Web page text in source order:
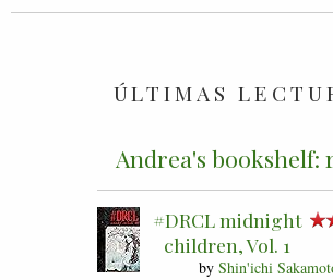
ÚLTIMAS
Andrea's bookshelf:
#DRCL midnight
children, Vol. 1
by Shin'ichi